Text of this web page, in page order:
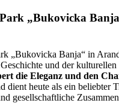
„Bukovicka
„Bukovicka Banja“ in
und der
die Eleganz und den
dient heute als ein beliebter
gesellschaftliche